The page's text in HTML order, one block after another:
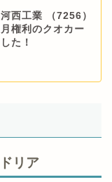
西工業 （7256）
権利のクオカー
た！
リア